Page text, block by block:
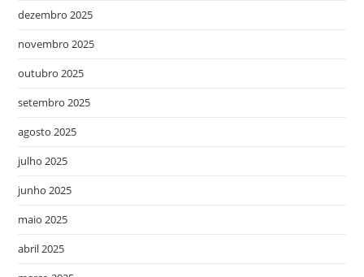
dezembro 2025
novembro 2025
outubro 2025
setembro 2025
agosto 2025
julho 2025
junho 2025
maio 2025
abril 2025